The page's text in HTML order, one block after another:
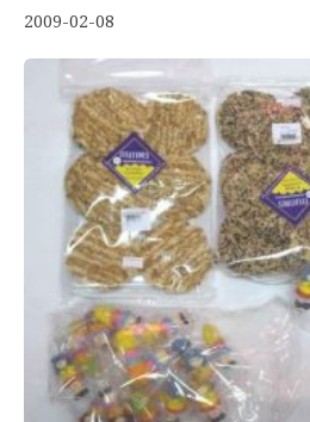
2009-02-08